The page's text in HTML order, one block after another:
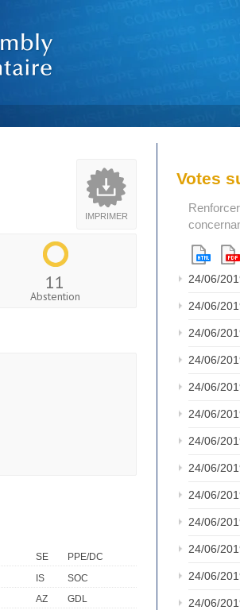
IMPRIMER
11
Abstention
SE
PPE/DC
IS
SOC
AZ
GDL
Votes
24/06/
24/06/
24/06/
24/06/
24/06/
24/06/
24/06/
24/06/
24/06/
24/06/
24/06/
24/06/
24/06/